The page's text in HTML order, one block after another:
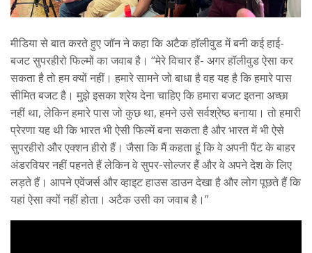
मीडिया से बात करते हुए जॉन ने कहा कि अटैक हॉलीवुड में बनी कई हाई-
बजट सुपरहीरो फिल्मों का जवाब है। “मेरे विचार हैं- अगर हॉलीवुड ऐसा कर
सकता है तो हम क्यों नहीं। हमारे सामने जो बाधा है वह यह है कि हमारे पास
सीमित बजट है। मुझे इसका श्रेय देना चाहिए कि हमारा बजट इतना अच्छा
नहीं था, लेकिन हमारे पास जो कुछ था, हमने उसे सर्वश्रेष्ठ बनाया। तो हमारी
प्रेरणा यह थी कि भारत भी ऐसी फिल्में बना सकता है और भारत में भी ऐसे
सुपरहीरो और एक्शन हीरो हैं। जैसा कि मैं कहता हूं कि वे अपनी पैंट के बाहर
अंडरवियर नहीं पहनते हैं लेकिन वे सुपर-सोल्जर हैं और वे अपने देश के लिए
लड़ते हैं। आपने एवेंजर्स और व्हाइट हाउस डाउन देखा है और लोग पूछते हैं कि
यहां ऐसा क्यों नहीं होता। अटैक उसी का जवाब है।”